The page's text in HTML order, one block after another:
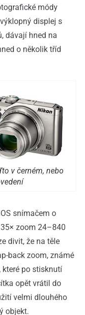
módy
displej s
dávají hned na
o několik tříd
v černém, nebo
snímačem o
zoom 24–840
divit, že na těle
back zoom, známé
které po stisknutí
opět vrátil do
velmi dlouhého
objekt.